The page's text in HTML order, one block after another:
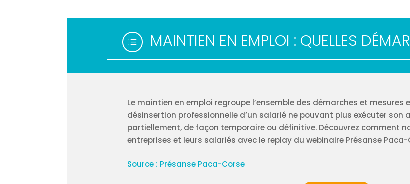
d MAINTIEN EN EMPLOI : QUELLES
Le maintien en emploi regroupe l’ensemble des démarches et mesures
désinsertion professionnelle d’un salarié ne pouvant plus exécuter
partiellement, de façon temporaire ou définitive. Découvrez comment
entreprises et leurs salariés avec le replay du webinaire Présanse Paca-
Source : Présanse Paca-Corse